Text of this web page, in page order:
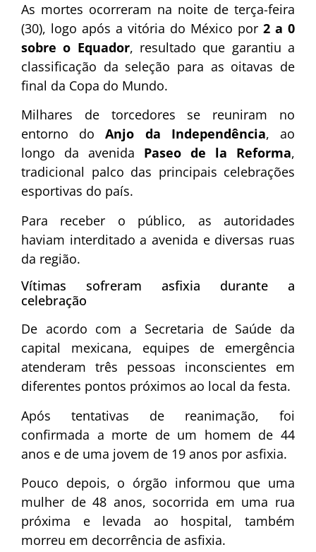
As mortes ocorreram na noite de terça-feira
(30), logo após a vitória do México por 2 a 0
sobre o Equador, resultado que garantiu a
classificação da seleção para as oitavas de
final da Copa do Mundo.
Milhares de torcedores se reuniram no
entorno doAnjo da Independência, ao
longo da avenida Paseo de la Reforma,
tradicional palco das principais celebrações
esportivas do país.
Para receber o público, as autoridades
haviam interditado a avenida e diversas ruas
da região.
Vítimas sofreram asfixia durante a
celebração
De acordo com a Secretaria de Saúde da
capital mexicana, equipes de emergência
atenderam três pessoas inconscientes em
diferentes pontos próximos ao local da festa.
Após tentativas de reanimação, foi
confirmada a morte de um homem de 44
anos e de uma jovem de 19 anos por asfixia.
Pouco depois, o órgão informou que uma
mulher de 48 anos, socorrida em uma rua
próxima e levada ao hospital, também
morreu em decorrência de asfixia.